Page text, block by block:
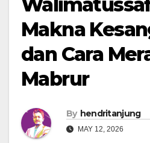
Makna
dan Cara
Mabrur
By hendritanjung
MAY 12, 2026